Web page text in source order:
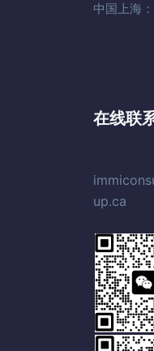
中国上海
在线联
up.ca